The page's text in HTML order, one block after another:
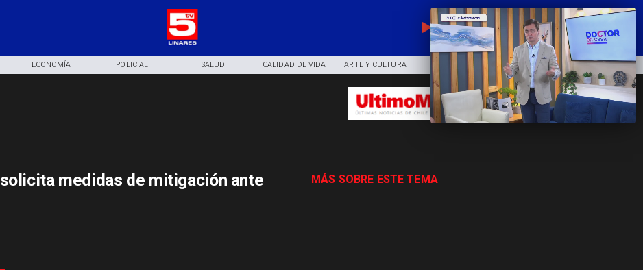
EN VIVO
ECONOMÍA POLICIAL SALUD CALIDAD DE VIDA ARTE Y CULTURA COMUNIDAD DEPORTES
MÁS SOBRE ESTE TEMA
medidas de mitigación ante